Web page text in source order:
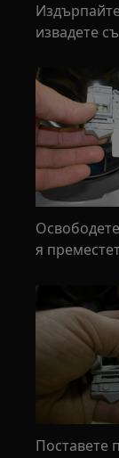
извадете
я
Поставете